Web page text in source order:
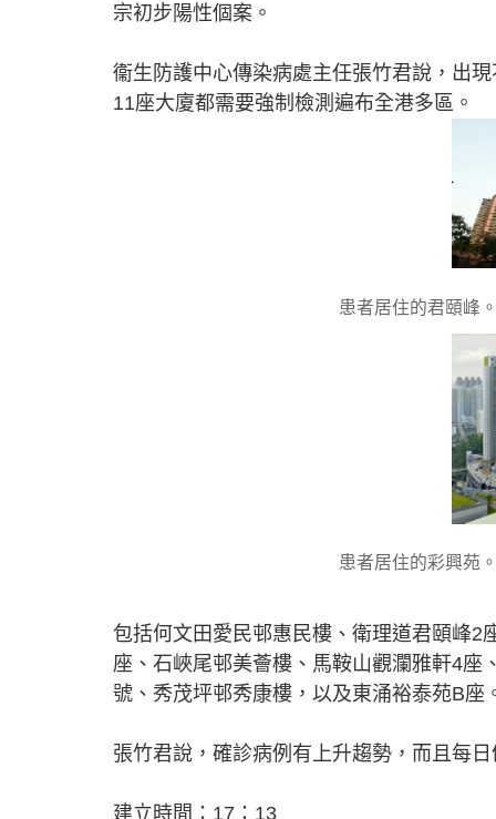
宗初步陽性個案。
衞生防護中心傳染病處主任張竹君說，出
11座大廈都需要強制檢測遍布全港多區。
患者居住的君頤峰
患者居住的彩興苑
包括何文田愛民邨惠民樓、衛理道君頤峰2
座、石峽尾邨美薈樓、馬鞍山觀瀾雅軒4座
號、秀茂坪邨秀康樓，以及東涌裕泰苑B座
張竹君說，確診病例有上升趨勢，而且每
建立時間：17：13